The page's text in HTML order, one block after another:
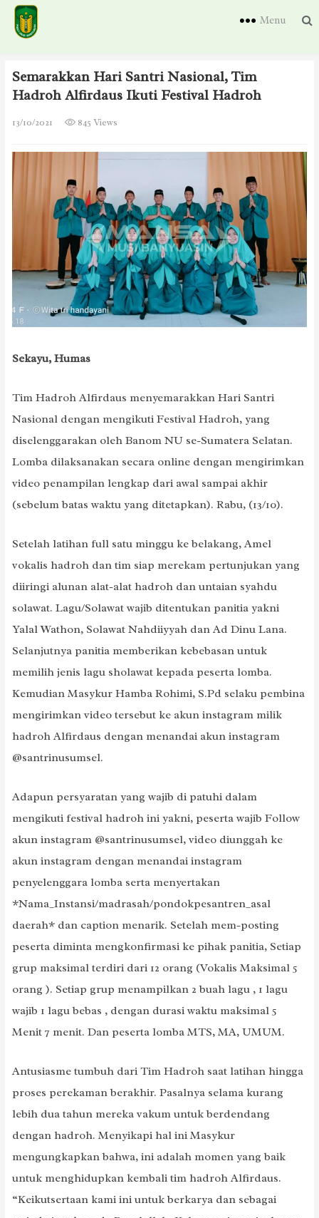
Menu
Semarakkan Hari Santri Nasional, Tim
Hadroh Alfirdaus Ikuti Festival Hadroh
13/10/2021 845 Views
Sekayu, Humas
Tim Hadroh Alfirdaus menyemarakkan Hari Santri
Nasional dengan mengikuti Festival Hadroh, yang
diselenggarakan oleh Banom NU se-Sumatera Selatan.
Lomba dilaksanakan secara online dengan mengirimkan
video penampilan lengkap dari awal sampai akhir
(sebelum batas waktu yang ditetapkan). Rabu, (13/10).
Setelah latihan full satu minggu ke belakang, Amel
vokalis hadroh dan tim siap merekam pertunjukan yang
diiringi alunan alat-alat hadroh dan untaian syahdu
solawat. Lagu/Solawat wajib ditentukan panitia yakni
Yalal Wathon, Solawat Nahdiiyyah dan Ad Dinu Lana.
Selanjutnya panitia memberikan kebebasan untuk
memilih jenis lagu sholawat kepada peserta lomba.
Kemudian Masykur Hamba Rohimi, S.Pd selaku pembina
mengirimkan video tersebut ke akun instagram milik
hadroh Alfirdaus dengan menandai akun instagram
@santrinusumsel.
Adapun persyaratan yang wajib di patuhi dalam
mengikuti festival hadroh ini yakni, peserta wajib Follow
akun instagram @santrinusumsel, video diunggah ke
akun instagram dengan menandai instagram
penyelenggara lomba serta menyertakan
*Nama_Instansi/madrasah/pondokpesantren_asal
daerah* dan caption menarik. Setelah mem-posting
peserta diminta mengkonfirmasi ke pihak panitia, Setiap
grup maksimal terdiri dari 12 orang (Vokalis Maksimal 5
orang ). Setiap grup menampilkan 2 buah lagu , 1 lagu
wajib 1 lagu bebas , dengan durasi waktu maksimal 5
Menit 7 menit. Dan peserta lomba MTS, MA, UMUM.
Antusiasme tumbuh dari Tim Hadroh saat latihan hingga
proses perekaman berakhir. Pasalnya selama kurang
lebih dua tahun mereka vakum untuk berdendang
dengan hadroh. Menyikapi hal ini Masykur
mengungkapkan bahwa, ini adalah momen yang baik
untuk menghidupkan kembali tim hadroh Alfirdaus.
“Keikutsertaan kami ini untuk berkarya dan sebagai